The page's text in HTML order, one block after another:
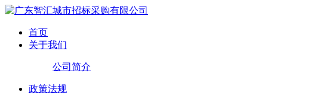
首页
关于我们
公司简介
政策法规